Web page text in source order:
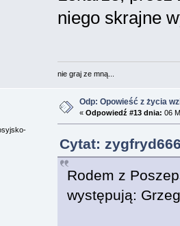
niego skrajne
nie graj ze mną...
Odp: Opowieść z życia
« Odpowiedź #13 dnia: 06
Cytat:
Rodem z
występują: